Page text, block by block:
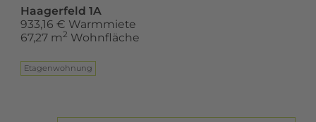
Haagerfeld 1A
933,16 € Warmmiete
67,27 m2 Wohnfläche
Eta­gen­woh­nung